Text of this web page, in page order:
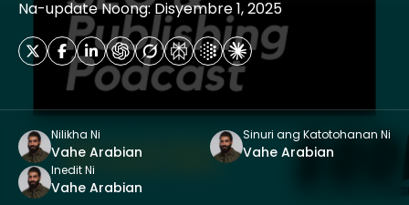
Na-update Noong: Disyembre 1, 2025
Nilikha Ni
Vahe Arabian
Sinuri ang Katotohanan Ni
Vahe Arabian
Inedit Ni
Vahe Arabian